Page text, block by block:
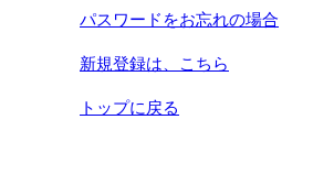
パスワードをお忘れの場合
新規登録は、こちら
トップに戻る